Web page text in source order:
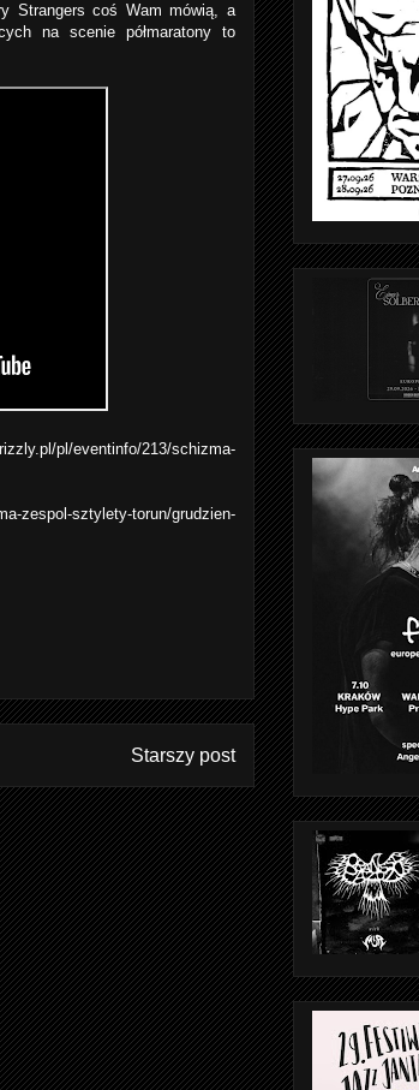
Strangers coś Wam mówią, a
na scenie półmaratony to
pl/eventinfo/213/schizma-
zespol-sztylety-torun/grudzien-
Starszy post